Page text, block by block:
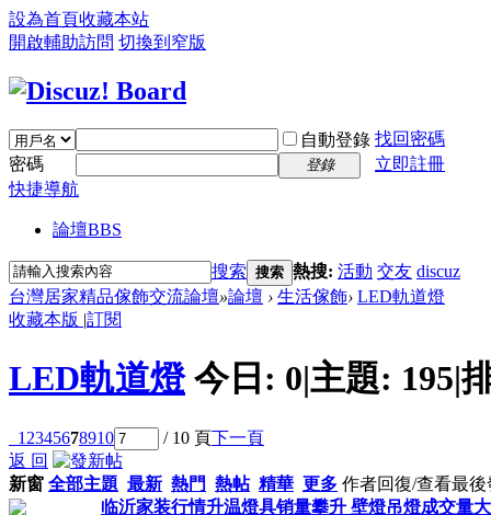
設為首頁收藏本站
開啟輔助訪問 切換到窄版
自動登錄 找回密碼
密碼
登錄
立即註冊
快捷導航
論壇BBS
搜索 搜索 熱搜: 活動 交友 discuz
台灣居家精品傢飾交流論壇»論壇 › 生活傢飾› LED軌道燈
收藏本版 |訂閱
LED軌道燈 今日: 0|主題: 195|
1 2345678910 / 10 頁下一頁
返 回
新窗 全部主題 最新 熱門 熱帖 精華 更多 作者回復/查看最後
临沂家装行情升温燈具销量攀升 壁燈吊燈成交量大